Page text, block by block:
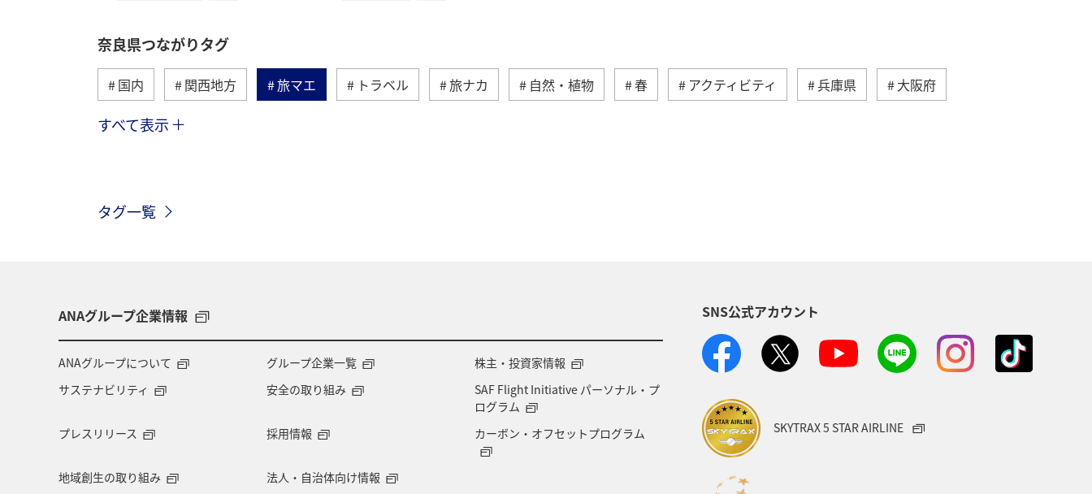
奈良県つながりタグ
国内 関西地方 旅マエ トラベル 旅ナカ 自然・植物 春 アクティビティ 兵庫県 大阪府
秋 北海道
すべて表示
タグ一覧
ANAグループ企業情報
ANAグループについて グループ企業一覧
株主・投資家情報
サステナビリティ
安全の取り組み
SAF Flight Initiative パーソナル・プ
ログラム
プレスリリース
採用情報 カーボン・オフセットプログラム
地域創生の取り組み 法人・自治体向け情報
SNS公式アカウント
SKYTRAX 5 STAR AIRLINE